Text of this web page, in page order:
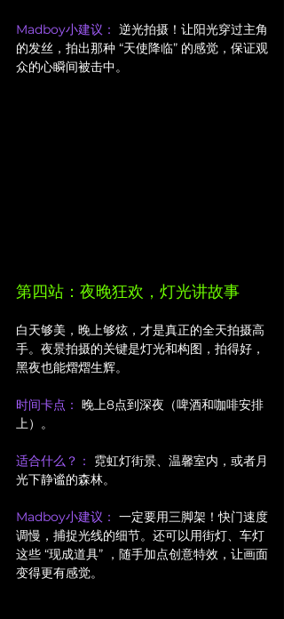
Madboy小建议： 逆光拍摄！让阳光穿过主角
的发丝，拍出那种 “天使降临” 的感觉，保证观
众的心瞬间被击中。
第四站：夜晚狂欢，灯光讲故事
白天够美，晚上够炫，才是真正的全天拍摄高
手。夜景拍摄的关键是灯光和构图，拍得好，
黑夜也能熠熠生辉。
时间卡点： 晚上8点到深夜（啤酒和咖啡安排
上）。
适合什么？：
霓虹灯街景、温馨室内，或者月
光下静谧的森林。
Madboy小建议： 一定要用三脚架！快门速度
调慢，捕捉光线的细节。还可以用街灯、车灯
这些 “现成道具” ，随手加点创意特效，让画面
变得更有感觉。